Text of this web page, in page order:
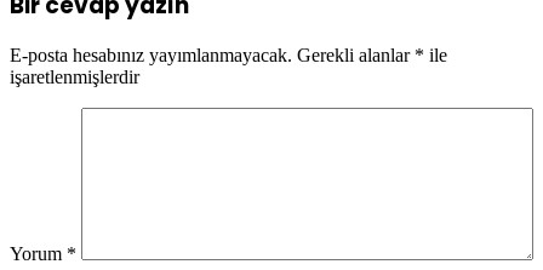
E-posta hesabınız yayımlanmayacak. Gerekli alanlar * ile
işaretlenmişlerdir
Yorum *